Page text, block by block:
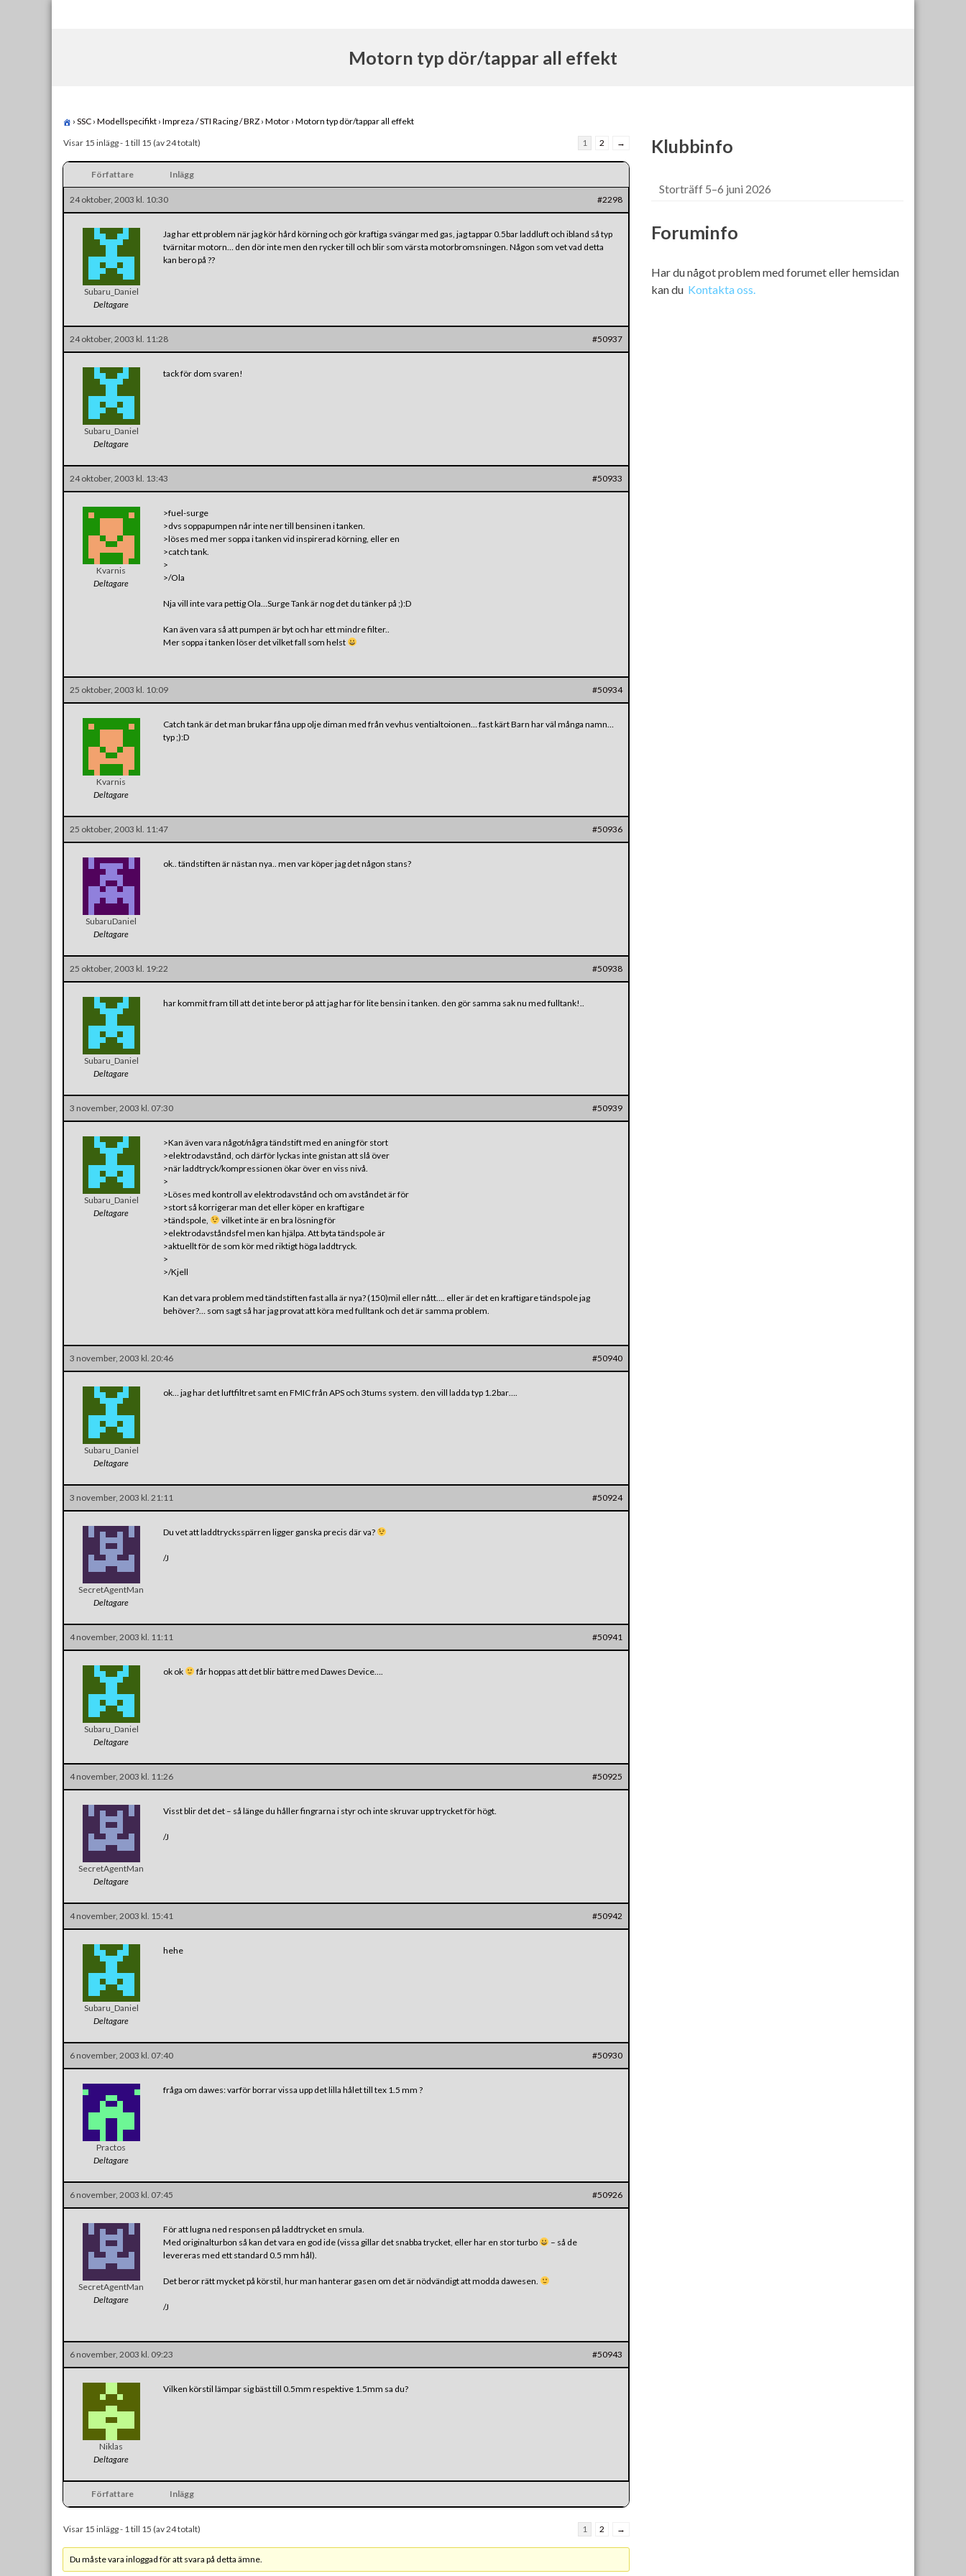
Motorn typ dör/tappar all effekt
› SSC › Modellspecifikt › Impreza / STI Racing / BRZ › Motor › Motorn typ dör/tappar all effekt
Visar 15 inlägg - 1 till 15 (av 24 totalt)
1 2 →
Författare Inlägg
24 oktober, 2003 kl. 10:30 #2298
Subaru_Daniel
Deltagare
Jag har ett problem när jag kör hård körning och gör kraftiga svängar med gas, jag tappar 0.5bar laddluft och ibland så typ
tvärnitar motorn… den dör inte men den rycker till och blir som värsta motorbromsningen. Någon som vet vad detta
kan bero på ??
24 oktober, 2003 kl. 11:28 #50937
Subaru_Daniel
Deltagare
tack för dom svaren!
24 oktober, 2003 kl. 13:43 #50933
Kvarnis
Deltagare
>fuel-surge
>dvs soppapumpen når inte ner till bensinen i tanken.
>löses med mer soppa i tanken vid inspirerad körning, eller en
>catch tank.
>
>/Ola
Nja vill inte vara pettig Ola…Surge Tank är nog det du tänker på ;):D
Kan även vara så att pumpen är byt och har ett mindre filter..
Mer soppa i tanken löser det vilket fall som helst
25 oktober, 2003 kl. 10:09 #50934
Kvarnis
Deltagare
Catch tank är det man brukar fåna upp olje diman med från vevhus ventialtoionen… fast kärt Barn har väl många namn…
typ ;):D
25 oktober, 2003 kl. 11:47 #50936
SubaruDaniel
Deltagare
ok.. tändstiften är nästan nya.. men var köper jag det någon stans?
25 oktober, 2003 kl. 19:22 #50938
Subaru_Daniel
Deltagare
har kommit fram till att det inte beror på att jag har för lite bensin i tanken. den gör samma sak nu med fulltank!..
3 november, 2003 kl. 07:30 #50939
Subaru_Daniel
Deltagare
>Kan även vara något/några tändstift med en aning för stort
>elektrodavstånd, och därför lyckas inte gnistan att slå över
>när laddtryck/kompressionen ökar över en viss nivå.
>
>Löses med kontroll av elektrodavstånd och om avståndet är för
>stort så korrigerar man det eller köper en kraftigare
>tändspole,
vilket inte är en bra lösning för
>elektrodavståndsfel men kan hjälpa. Att byta tändspole är
>aktuellt för de som kör med riktigt höga laddtryck.
>
>/Kjell
Kan det vara problem med tändstiften fast alla är nya? (150)mil eller nått…. eller är det en kraftigare tändspole jag
behöver?… som sagt så har jag provat att köra med fulltank och det är samma problem.
3 november, 2003 kl. 20:46 #50940
Subaru_Daniel
Deltagare
ok… jag har det luftfiltret samt en FMIC från APS och 3tums system. den vill ladda typ 1.2bar….
3 november, 2003 kl. 21:11 #50924
SecretAgentMan
Deltagare
Du vet att laddtrycksspärren ligger ganska precis där va?
/J
4 november, 2003 kl. 11:11 #50941
Subaru_Daniel
Deltagare
ok ok får hoppas att det blir bättre med Dawes Device….
4 november, 2003 kl. 11:26 #50925
SecretAgentMan
Deltagare
Visst blir det det – så länge du håller fingrarna i styr och inte skruvar upp trycket för högt.
/J
4 november, 2003 kl. 15:41 #50942
Subaru_Daniel
Deltagare
hehe
6 november, 2003 kl. 07:40 #50930
Practos
Deltagare
fråga om dawes: varför borrar vissa upp det lilla hålet till tex 1.5 mm ?
6 november, 2003 kl. 07:45 #50926
SecretAgentMan
Deltagare
För att lugna ned responsen på laddtrycket en smula.
Med originalturbon så kan det vara en god ide (vissa gillar det snabba trycket, eller har en stor turbo
– så de
levereras med ett standard 0.5 mm hål).
Det beror rätt mycket på körstil, hur man hanterar gasen om det är nödvändigt att modda dawesen.
/J
6 november, 2003 kl. 09:23 #50943
Niklas
Deltagare
Vilken körstil lämpar sig bäst till 0.5mm respektive 1.5mm sa du?
Författare Inlägg
Visar 15 inlägg - 1 till 15 (av 24 totalt) 1 2 →
Du måste vara inloggad för att svara på detta ämne.
Klubbinfo
Storträff 5–6 juni 2026
Foruminfo
Har du något problem med forumet eller hemsidan
kan du Kontakta oss.